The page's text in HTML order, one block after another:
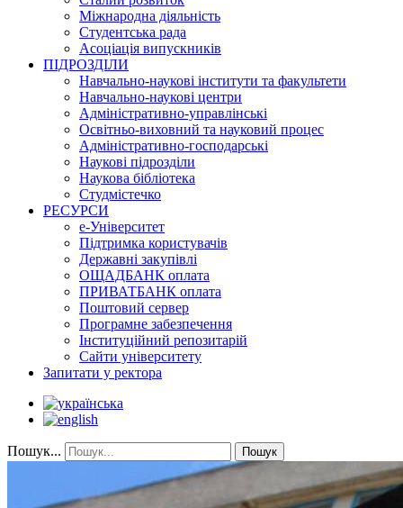
Міжнародна діяльність
Студентська рада
Асоціація випускників
ПІДРОЗДІЛИ
Навчально-наукові інститути та факультети
Навчально-наукові центри
Адміністративно-управлінські
Освітньо-виховний та науковий процес
Адміністративно-господарські
Наукові підрозділи
Наукова бібліотека
Студмістечко
РЕСУРСИ
е-Університет
Підтримка користувачів
Державні закупівлі
ОЩАДБАНК оплата
ПРИВАТБАНК оплата
Поштовий сервер
Програмне забезпечення
Інституційний репозитарій
Сайти університету
Запитати у ректора
Пошук... Пошук